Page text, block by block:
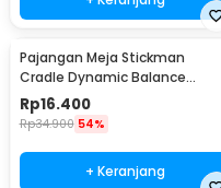
Pajangan Meja Stickman
Cradle Dynamic Balance
Instrument Ball Pendulum
Rp16.400
Rp34.900 54%
+ Keranjang